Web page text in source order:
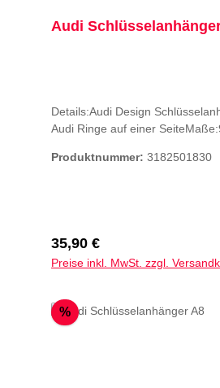
Audi
Details:Audi Design
Audi Ringe auf einer
Produktnummer: 3182501830
Regulärer Preis:
35,90 €
Preise inkl. MwSt. zzgl.
%Rabatt